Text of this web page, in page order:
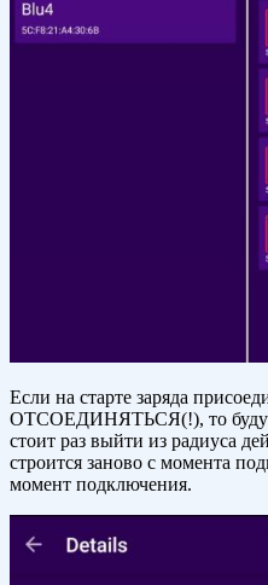
Если на старте заряда
ОТСОЕДИНЯТЬСЯ(!), то будут
стоит раз выйти из радиуса
строится заново с момента
момент подключения.